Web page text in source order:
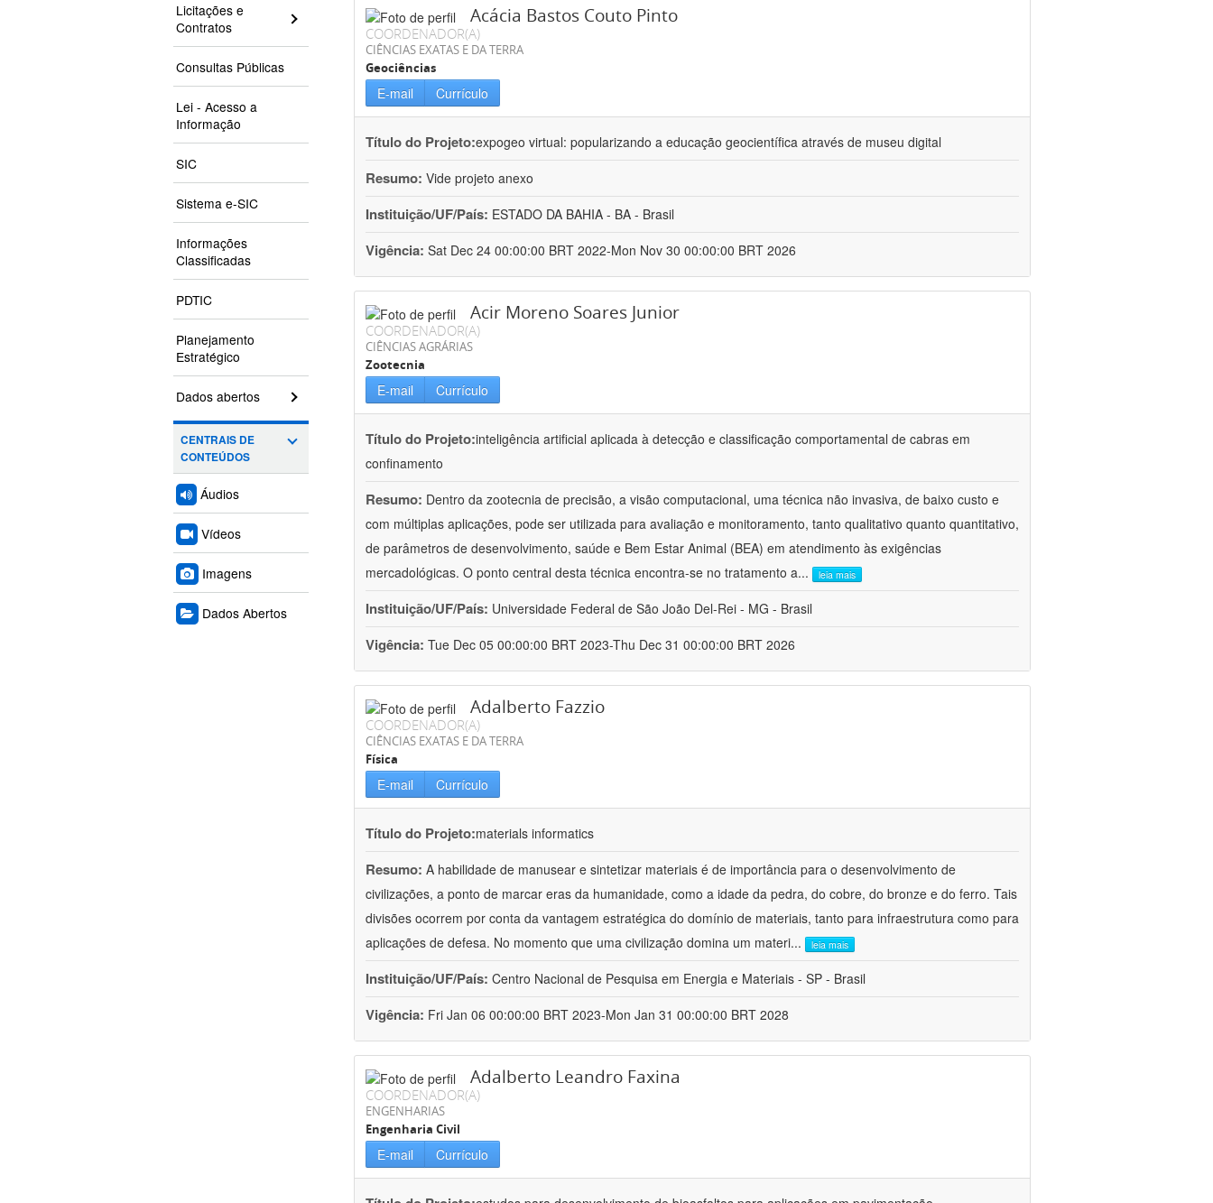
Licitações e
Contratos
Consultas Públicas
Lei - Acesso a
Informação
SIC
Sistema e-SIC
Informações
Classificadas
PDTIC
Planejamento
Estratégico
Dados abertos
CENTRAIS DE
CONTEÚDOS
Áudios
Vídeos
Imagens
Dados Abertos
Acácia Bastos Couto Pinto
COORDENADOR(A)
CIÊNCIAS EXATAS E DA TERRA
Geociências
E-mail Currículo
Título do Projeto:expogeo virtual: popularizando a educação geocientífica através de museu digital
Resumo: Vide projeto anexo
Instituição/UF/País: ESTADO DA BAHIA - BA - Brasil
Vigência: Sat Dec 24 00:00:00 BRT 2022-Mon Nov 30 00:00:00 BRT 2026
Acir Moreno Soares Junior
COORDENADOR(A)
CIÊNCIAS AGRÁRIAS
Zootecnia
E-mail Currículo
Título do Projeto:inteligência artificial aplicada à detecção e classificação comportamental de cabras em
confinamento
Resumo: Dentro da zootecnia de precisão, a visão computacional, uma técnica não invasiva, de baixo custo e
com múltiplas aplicações, pode ser utilizada para avaliação e monitoramento, tanto qualitativo quanto quantitativo,
de parâmetros de desenvolvimento, saúde e Bem Estar Animal (BEA) em atendimento às exigências
mercadológicas. O ponto central desta técnica encontra-se no tratamento a... leia mais
Instituição/UF/País: Universidade Federal de São João Del-Rei - MG - Brasil
Vigência: Tue Dec 05 00:00:00 BRT 2023-Thu Dec 31 00:00:00 BRT 2026
Adalberto Fazzio
COORDENADOR(A)
CIÊNCIAS EXATAS E DA TERRA
Física
E-mail Currículo
Título do Projeto:materials informatics
Resumo: A habilidade de manusear e sintetizar materiais é de importância para o desenvolvimento de
civilizações, a ponto de marcar eras da humanidade, como a idade da pedra, do cobre, do bronze e do ferro. Tais
divisões ocorrem por conta da vantagem estratégica do domínio de materiais, tanto para infraestrutura como para
aplicações de defesa. No momento que uma civilização domina um materi... leia mais
Instituição/UF/País: Centro Nacional de Pesquisa em Energia e Materiais - SP - Brasil
Vigência: Fri Jan 06 00:00:00 BRT 2023-Mon Jan 31 00:00:00 BRT 2028
Adalberto Leandro Faxina
COORDENADOR(A)
ENGENHARIAS
Engenharia Civil
E-mail Currículo